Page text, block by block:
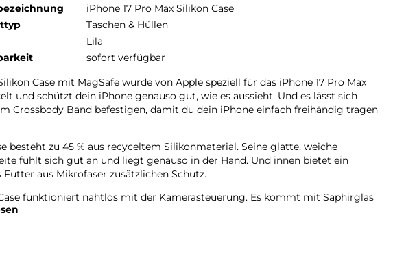
iPhone 17 Pro Max Silikon Case
Taschen & Hüllen
Lila
sofort verfügbar
Case mit MagSafe wurde von Apple speziell für das iPhone 17 Pro Max
und schützt dein iPhone genauso gut, wie es aussieht. Und es lässt sich
Crossbody Band befestigen, damit du dein iPhone einfach freihändig tragen
besteht zu 45 % aus recyceltem Silikon­material. Seine glatte, weiche
fühlt sich gut an und liegt genauso in der Hand. Und innen bietet ein
Futter aus Mikrofaser zusätzlichen Schutz.
funktioniert nahtlos mit der Kamera­steuerung. Es kommt mit Saphirglas
leitenden Schicht, die die Bewegungen deines Fingers zur Kamerasteuerung